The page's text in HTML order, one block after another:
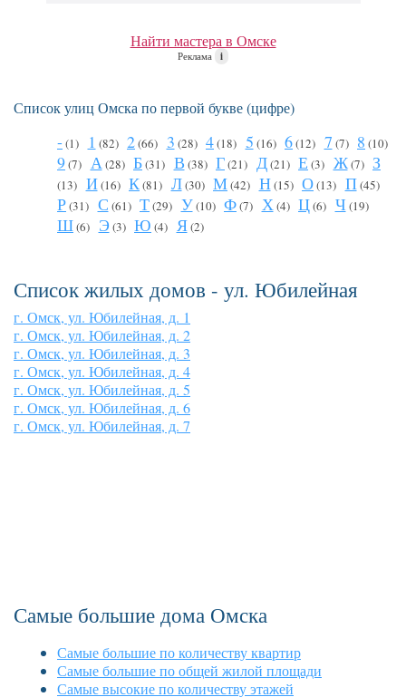
Найти мастера в Омске
Реклама i
Список улиц Омска по первой букве (цифре)
-(1) 1 (82) 2(66) 3 (28) 4(18) 5 (16) 6(12) 7 (7) 8 (10)
9(7) А(28) Б(31) В (38) Г(21) Д(21) Е (3) Ж(7) З
(13) И(16) К(81) Л(30) М(42) Н(15) О(13) П(45)
Р(31) С (61) Т(29) У(10) Ф(7) Х(4) Ц(6) Ч (19)
Ш(6) Э (3) Ю (4) Я(2)
Список жилых домов - ул. Юбилейная
г. Омск, ул. Юбилейная, д. 1
г. Омск, ул. Юбилейная, д. 2
г. Омск, ул. Юбилейная, д. 3
г. Омск, ул. Юбилейная, д. 4
г. Омск, ул. Юбилейная, д. 5
г. Омск, ул. Юбилейная, д. 6
г. Омск, ул. Юбилейная, д. 7
Самые большие дома Омска
Самые большие по количеству квартир
Самые большие по общей жилой площади
Самые высокие по количеству этажей